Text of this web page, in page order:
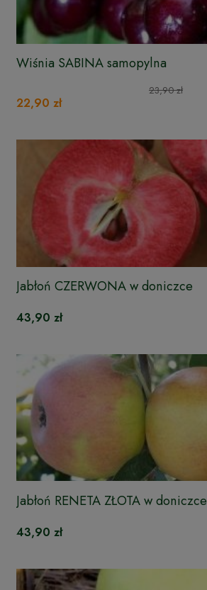
Wiśnia SABINA samopylna
23,90 zł
22,90 zł
Jabłoń CZERWONA w doniczce
43,90 zł
Jabłoń RENETA ZŁOTA w doniczce
43,90 zł